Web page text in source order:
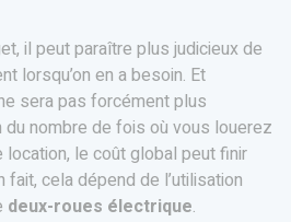
il peut paraître plus judicieux de
lorsqu’on en a besoin. Et
sera pas forcément plus
du nombre de fois où vous louerez
le coût global peut finir
fait, cela dépend de l’utilisation
deux-roues électrique.